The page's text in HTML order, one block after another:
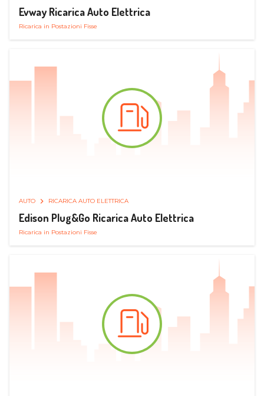
Evway Ricarica Auto Elettrica
Ricarica in Postazioni Fisse
AUTO RICARICA AUTO ELETTRICA
Edison Plug&Go Ricarica Auto Elettrica
Ricarica in Postazioni Fisse